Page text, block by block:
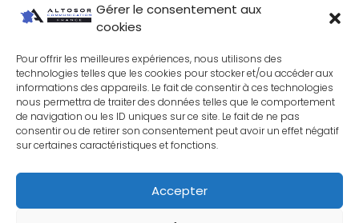
Gérer le consentement aux
cookies
Pour offrir les meilleures expériences, nous utilisons des
technologies telles que les cookies pour stocker et/ou accéder aux
informations des appareils. Le fait de consentir à ces technologies
nous permettra de traiter des données telles que le comportement
de navigation ou les ID uniques sur ce site. Le fait de ne pas
consentir ou de retirer son consentement peut avoir un effet négatif
sur certaines caractéristiques et fonctions.
Accepter